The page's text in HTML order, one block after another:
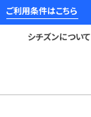
ご利用条件はこちら
シチズンについて